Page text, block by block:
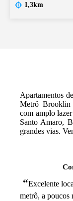
1,3km
Apartamentos
Metrô
com amplo
Santo Amaro,
grandes vias.
“Excelente
metrô, a